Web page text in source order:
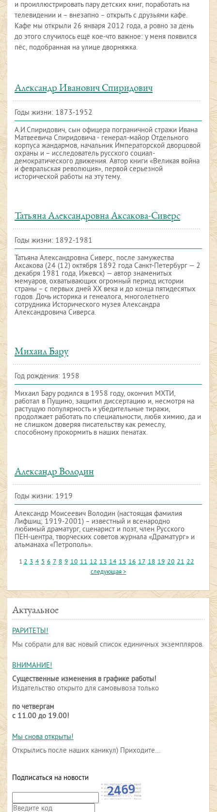
и проиллюстрировать пару детских книг, поработать на
телевидении и – внезапно – открыть с друзьями кафе.
Кафе мы открыли 26 января 2012 года, а ровно за день
до этого случилось ещё кое-что важное: у меня появился
пёс, подобранная на улице дворняжка.
Александр Иванович Спиридович
Годы жизни: 1873-1952
А.И.Спиридович, сын офицера пограничной стражи Ивана
Матвеевича Спиридовича - генерал-майор Отдельного
корпуса жандармов, начальник Императорской дворцовой
охраны и – исследователь русского социал-
демократического движения. Автор книги «Великая война
и февральская революция», первой серьезной
исторической работы на эту тему.
Татьяна Александровна Аксакова-Сиверс
Годы жизни: 1892-1981
Татьяна Александровна Сиверс, после замужества
Аксакова (24 (12) октября 1892 года Санкт-Петербург — 2
декабря 1981 года, Ижевск) — автор знаменитых
мемуаров, охватывающих огромный период истории
страны – с первых дней ХХ века и до конца пятидесятых
годов. Дочь историка и генеалога, многолетнего
сотрудника Исторического музея Александра
Александровича Сиверса.
Михаил Бару
Год рождения: 1958
Михаил Бару родился в 1958 году, окончил МХТИ,
работал в Пущино, защитил диссертацию и, несмотря на
растущую популярность и убедительные тиражи,
продолжает работать по специальности, любя химию, да и
не слишком доверяя писательству как ремеслу,
способному прокормить в наших пенатах.
Александр Володин
Годы жизни: 1919
Александр Моисеевич Володин (настоящая фамилия
Лифшиц; 1919-2001) – известный и всенародно
любимый драматург, сценарист и поэт, член Русского
ПЕН-центра, творческих советов журнала «Драматург» и
альманаха «Петрополь».
12 3 4 5 6 7 8 9 10 11 12 13 14 15 16 17 18 19 20 21 22
следующая >
Актуальное
РАРИТЕТЫ!
Мы собрали для вас новый список единичных экземпляров.
ВНИМАНИЕ!
Существенные изменения в графике работы!
Издательство открыто для самовывоза только
по четвергам
с 11.00 до 19.00!
Мы снова открыты!
Открылись после наших каникул) Приходите...
Подписаться на новости